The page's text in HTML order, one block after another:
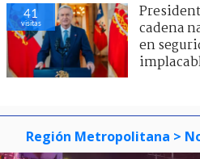
41
visitas
cadena
en
Región Metropolitana >